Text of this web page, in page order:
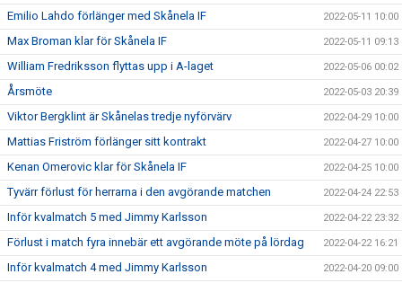
Emilio Lahdo förlänger med Skånela IF 2022-05-11 10:00
Max Broman klar för Skånela IF 2022-05-11 09:13
William Fredriksson flyttas upp i A-laget 2022-05-06 00:02
Årsmöte 2022-05-03 20:39
Viktor Bergklint är Skånelas tredje nyförvärv 2022-04-29 10:00
Mattias Friström förlänger sitt kontrakt 2022-04-27 10:00
Kenan Omerovic klar för Skånela IF 2022-04-25 10:00
Tyvärr förlust för herrarna i den avgörande matchen 2022-04-24 22:53
Inför kvalmatch 5 med Jimmy Karlsson 2022-04-22 23:32
Förlust i match fyra innebär ett avgörande möte på lördag 2022-04-22 16:21
Inför kvalmatch 4 med Jimmy Karlsson 2022-04-20 09:00